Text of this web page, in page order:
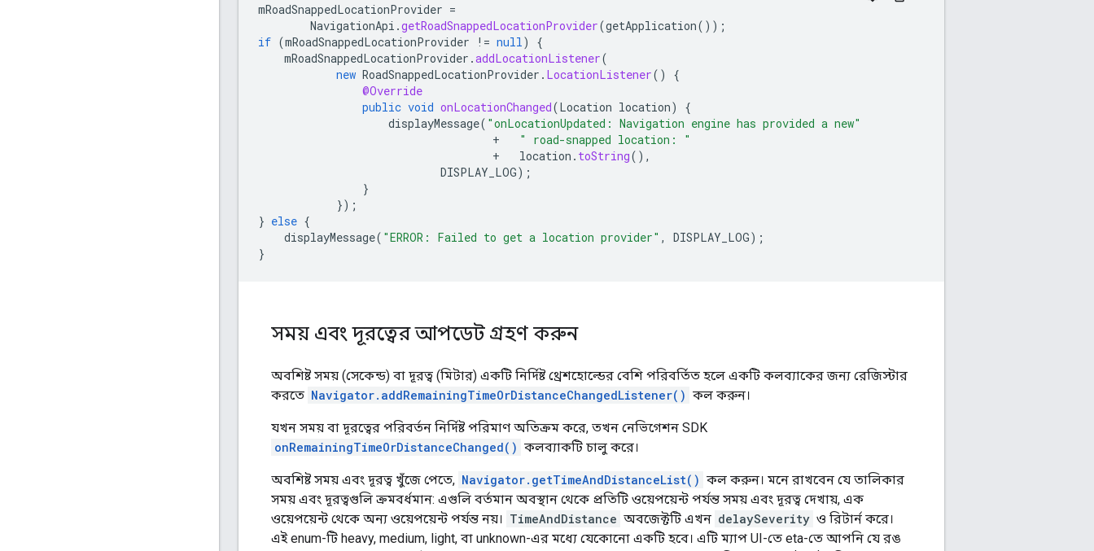
mRoadSnappedLocationProvider =
NavigationApi .getRoadSnappedLocationProvider(getApplication());
if (mRoadSnappedLocationProvider != null)
{
mRoadSnappedLocationProvider .addLocationListener(
new RoadSnappedLocationProvider . LocationListener()
{
@Override
public void onLocationChanged(Location location)
{
displayMessage( "onLocationUpdated: Navigation engine has provided a new"
+
" road-snapped location: "
+
location . toString(),
DISPLAY_LOG);
}
});
} else {
displayMessage( "ERROR: Failed to get a location provider" , DISPLAY_LOG);
}
সময় এবং দূরত্বের আপডেট গ্রহণ করুন
অবশিষ্ট সময় (সেকেন্ড) বা দূরত্ব (মিটার) একটি নির্দিষ্ট থ্রেশহোল্ডের বেশি পরিবর্তিত হলে একটি কলব্যাকের জন্য রেজিস্টার
করতে Navigator.addRemainingTimeOrDistanceChangedListener() কল করুন।
যখন সময় বা দূরত্বের পরিবর্তন নির্দিষ্ট পরিমাণ অতিক্রম করে, তখন নেভিগেশন SDK
onRemainingTimeOrDistanceChanged() কলব্যাকটি চালু করে।
অবশিষ্ট সময় এবং দূরত্ব খুঁজে পেতে, Navigator.getTimeAndDistanceList() কল করুন। মনে রাখবেন যে তালিকার
সময় এবং দূরত্বগুলি ক্রমবর্ধমান: এগুলি বর্তমান অবস্থান থেকে প্রতিটি ওয়েপয়েন্ট পর্যন্ত সময় এবং দূরত্ব দেখায়, এক
ওয়েপয়েন্ট থেকে অন্য ওয়েপয়েন্ট পর্যন্ত নয়। TimeAndDistance অবজেক্টটি এখন delaySeverity ও রিটার্ন করে।
এই enum-টি heavy, medium, light, বা unknown-এর মধ্যে যেকোনো একটি হবে। এটি ম্যাপ UI-তে eta-তে আপনি যে রঙ